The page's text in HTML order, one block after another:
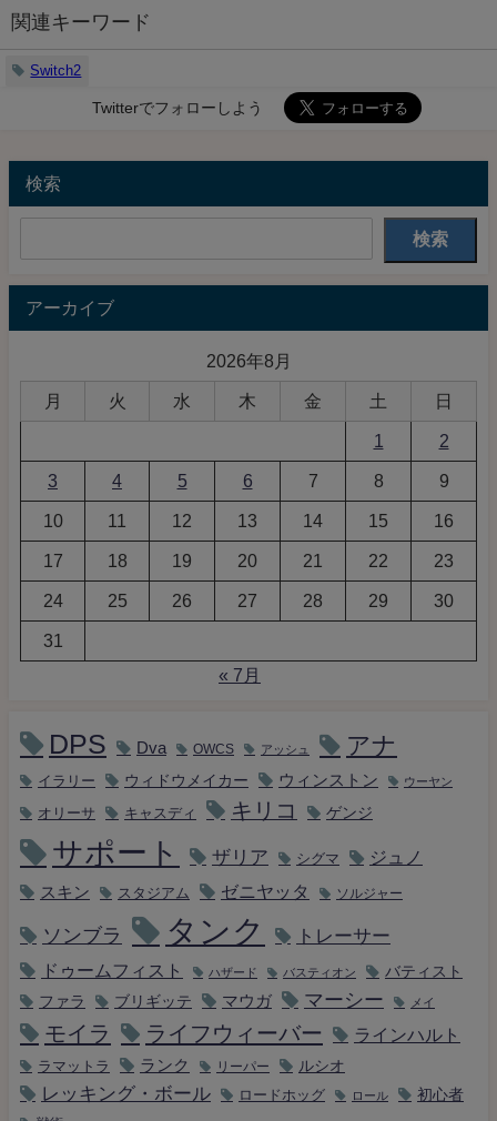
関連キーワード
Switch2
Twitterでフォローしよう
検索
検索
アーカイブ
2026年8月
月 火 水 木 金 土 日
1 2
3 4 5 6 7 8 9
10 11 12 13 14 15 16
17 18 19 20 21 22 23
24 25 26 27 28 29 30
31
« 7月
DPS Dva OWCS アッシュ アナ
イラリー ウィドウメイカー ウィンストン ウーヤン
オリーサ キャスディ キリコ ゲンジ
サポート ザリア シグマ ジュノ
スキン スタジアム ゼニヤッタ ソルジャー
ソンブラ タンク
トレーサー
ドゥームフィスト
ハザード バスティオン
バティスト
ファラ
ブリギッテ マウガ マーシー メイ
モイラ ライフウィーバー ラインハルト
ラマットラ ランク リーパー ルシオ
レッキング・ボール ロードホッグ ロール 初心者